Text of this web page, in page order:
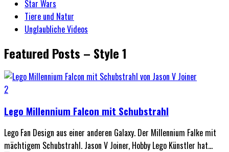
Star Wars
Tiere und Natur
Unglaubliche Videos
Featured Posts – Style 1
2
Lego Millennium Falcon mit Schubstrahl
Lego Fan Design aus einer anderen Galaxy. Der Millennium Falke mit
mächtigem Schubstrahl. Jason V Joiner, Hobby Lego Künstler hat...